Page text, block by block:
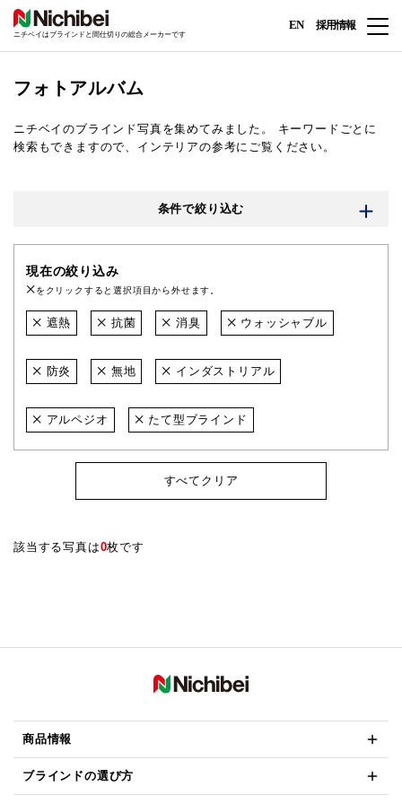
ニチベイはブラインドと間仕切りの総合メーカーです
EN 採用情報
フォトアルバム
ニチベイのブラインド写真を集めてみました。
キーワードごとに
検索もできますので、インテリアの参考にご覧ください。
条件で絞り込む
現在の絞り込み
をクリックすると選択項目から外せます。
遮熱 抗菌 消臭 ウォッシャブル
防炎 無地 インダストリアル
アルペジオ たて型ブラインド
すべてクリア
該当する写真は0枚です
商品情報
ブラインドの選び方